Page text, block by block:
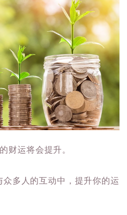
财运将会提升。
众多人的互动中，提升你的运